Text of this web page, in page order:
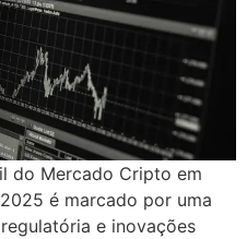
do Mercado Cripto em
é marcado por uma
e inovações